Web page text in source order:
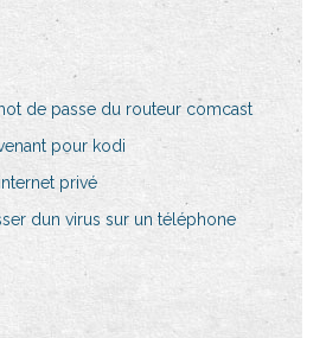
de passe du routeur comcast
pour kodi
privé
dun virus sur un téléphone